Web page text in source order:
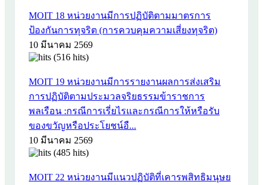
MOIT 18 หน่วยงานมีการปฏิบัติตามมาตรการ
ป้องกันการทุจริต (การควบคุมความเสี่ยงทุจริต)
10 มีนาคม 2569
(516 hits)
MOIT 19 หน่วยงานมีการรายงานผลการส่งเสริม
การปฏิบัติตามประมวลจริยธรรมข้าราชการ
พลเรือน :กรณีการเรี่ยไรและกรณีการให้หรือรับ
ของขวัญหรือประโยชน์อื...
10 มีนาคม 2569
(485 hits)
MOIT 22 หน่วยงานมีแนวปฏิบัติที่เคารพสิทธิมนุษย